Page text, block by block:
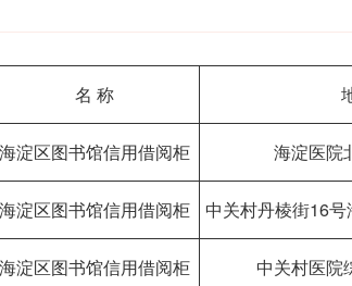
名 称
海淀区图书馆信用借阅柜 海淀医院
海淀区图书馆信用借阅柜 中关村丹棱街16
海淀区图书馆信用借阅柜 中关村医院